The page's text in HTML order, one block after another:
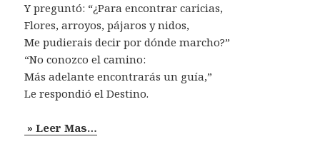
Y preguntó: “¿Para encontrar caricias,
Flores, arroyos, pájaros y nidos,
Me pudierais decir por dónde marcho?”
“No conozco el camino:
Más adelante encontrarás un guía,”
Le respondió el Destino.
» Leer Mas…